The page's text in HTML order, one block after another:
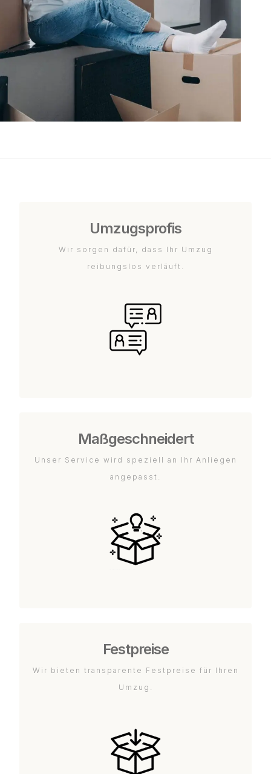
Umzugsprofis
Wir sorgen dafür, dass Ihr Umzug
reibungslos verläuft.
Maßgeschneidert
Unser Service wird speziell an Ihr Anliegen
angepasst.
Festpreise
Wir bieten transparente Festpreise für Ihren
Umzug.